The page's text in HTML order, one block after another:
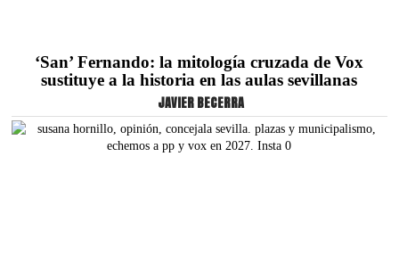
‘San’ Fernando: la mitología cruzada de Vox
sustituye a la historia en las aulas sevillanas
JAVIER BECERRA